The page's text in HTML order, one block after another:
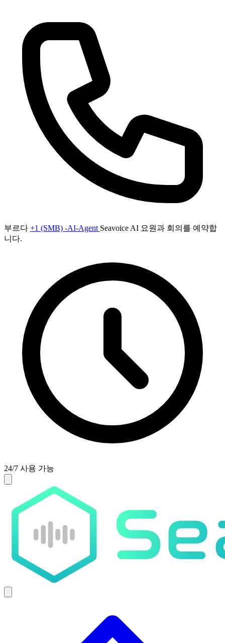
부르다 +1 (SMB) -AI-Agent Seavoice AI 요원과 회의를 예약합
니다.
24/7 사용 가능